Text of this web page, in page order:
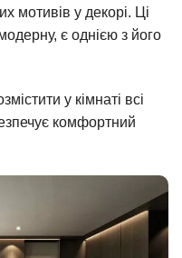
мотивів у декорі. Ці
є однією з його
у кімнаті всі
комфортний